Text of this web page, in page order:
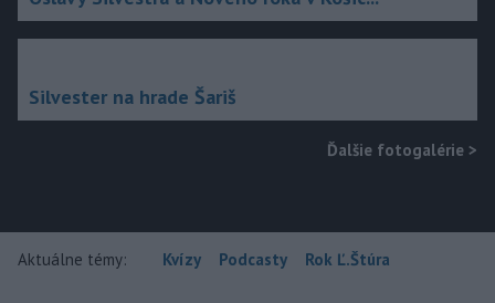
Silvester na hrade Šariš
Ďalšie fotogalérie >
Aktuálne témy: Kvízy Podcasty Rok Ľ.Štúra